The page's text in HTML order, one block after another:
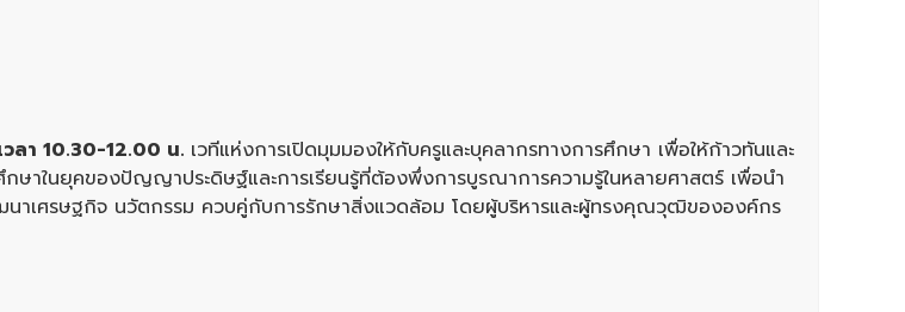
วลา 10.30-12.00 น. เวทีแห่งการเปิดมุมมองให้กับครูและบุคลากรทางการศึกษา เพื่อให้ก้าวทันและ
กษาในยุคของปัญญาประดิษฐ์และการเรียนรู้ที่ต้องพึ่งการบูรณาการความรู้ในหลายศาสตร์ เพื่อนำ
เศรษฐกิจ นวัตกรรม ควบคู่กับการรักษาสิ่งแวดล้อม โดยผู้บริหารและผู้ทรงคุณวุฒิขององค์กร